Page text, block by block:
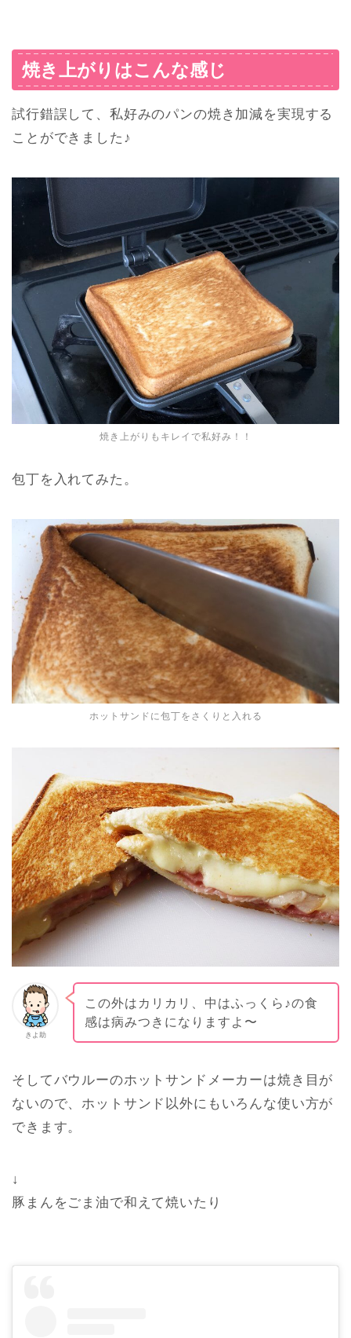
焼き上がりはこんな感じ
試行錯誤して、私好みのパンの焼き加減を実現する
ことができました♪
焼き上がりもキレイで私好み！！
包丁を入れてみた。
ホットサンドに包丁をさくりと入れる
きよ助
この外はカリカリ、中はふっくら♪の食
感は病みつきになりますよ〜
そしてバウルーのホットサンドメーカーは焼き目が
ないので、ホットサンド以外にもいろんな使い方が
できます。
↓
豚まんをごま油で和えて焼いたり